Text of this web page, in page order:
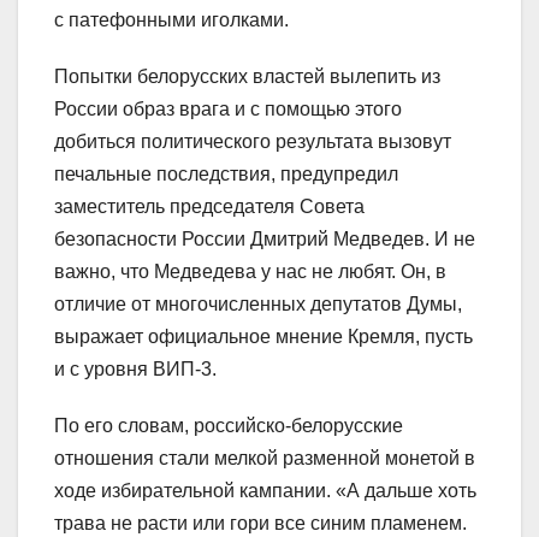
с патефонными иголками.
Попытки белорусских властей вылепить из
России образ врага и с помощью этого
добиться политического результата вызовут
печальные последствия, предупредил
заместитель председателя Совета
безопасности России Дмитрий Медведев. И не
важно, что Медведева у нас не любят. Он, в
отличие от многочисленных депутатов Думы,
выражает официальное мнение Кремля, пусть
и с уровня ВИП-3.
По его словам, российско-белорусские
отношения стали мелкой разменной монетой в
ходе избирательной кампании. «А дальше хоть
трава не расти или гори все синим пламенем.